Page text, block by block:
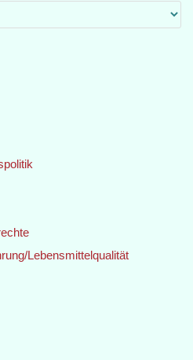
Lebensmittelqualität